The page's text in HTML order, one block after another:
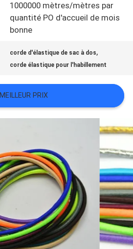
1000000 mètres/mètres par
quantité PO d'accueil de mois
bonne
corde d'élastique de sac à dos,
corde élastique pour l'habillement
MEILLEUR PRIX